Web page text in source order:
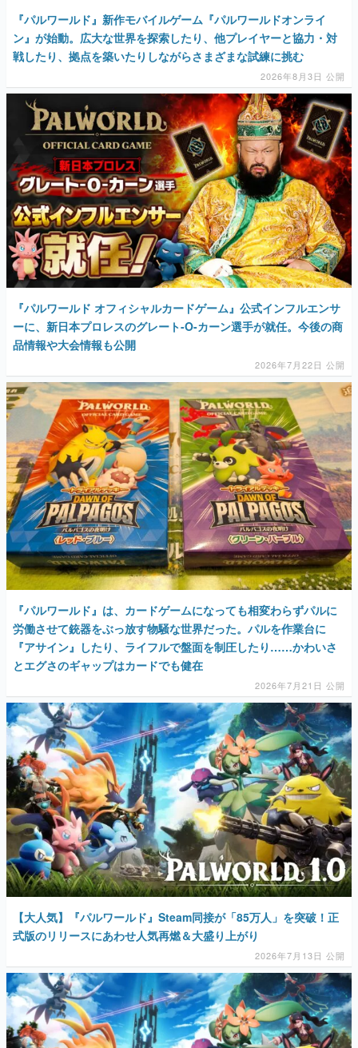
ゲームが変えた日本語
「経験値」「裏技」「ラスボス」… ゲームにまつわる言葉
の起源や用法の変遷を、コンピューター文化史研究家・タ
イニーP氏が徹底調査。
カテゴリ
特集記事
マンガ
女性向け
アプリレビュー
その他
電ファミニコゲーマーとは？
運営：株式会社マレ
『パルワールド』新作モバイルゲーム『パルワールドオンライ
ン』が始動。広大な世界を探索したり、他プレイヤーと協力・対
戦したり、拠点を築いたりしながらさまざまな試練に挑む
2026年8月3日 公開
『パルワールド オフィシャルカードゲーム』公式インフルエンサ
ーに、新日本プロレスのグレート-O-カーン選手が就任。今後の商
品情報や大会情報も公開
2026年7月22日 公開
『パルワールド』は、カードゲームになっても相変わらずパルに
労働させて銃器をぶっ放す物騒な世界だった。パルを作業台に
『アサイン』したり、ライフルで盤面を制圧したり……かわいさ
とエグさのギャップはカードでも健在
2026年7月21日 公開
【大人気】『パルワールド』Steam同接が「85万人」を突破！正
式版のリリースにあわせ人気再燃＆大盛り上がり
2026年7月13日 公開